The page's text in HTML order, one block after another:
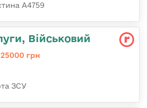
А4759
Військовий
грн
ЗСУ